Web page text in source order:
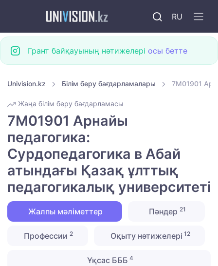
RU
Грант байқауының нәтижелері осы бетте
Univision.kz Білім беру бағдарламалары 7M01901
Жаңа білім беру бағдарламасы
7M01901 Арнайы
педагогика:
Сурдопедагогика в Абай
атындағы Қазақ ұлттық
педагогикалық университеті
Жалпы мәліметтер Пәндер 21
Профессии2 Оқыту нәтижелері 12
Ұқсас БББ 4